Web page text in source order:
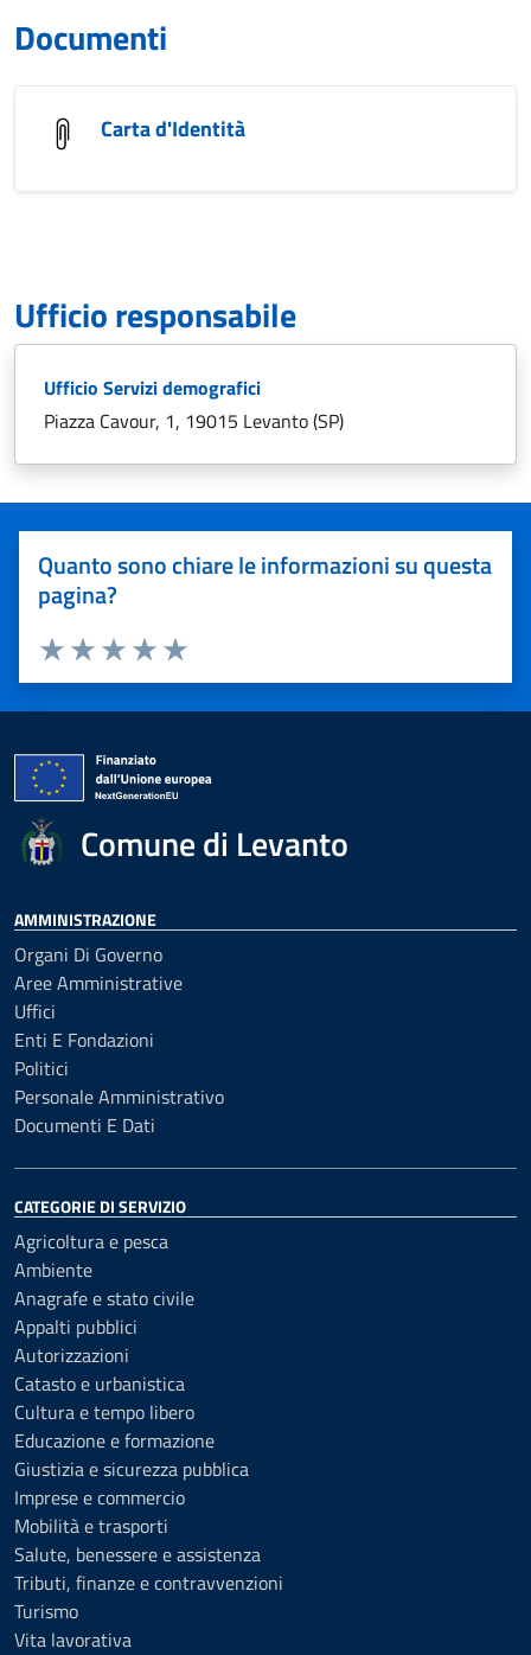
Documenti
Carta d'Identità
Ufficio responsabile
Ufficio Servizi demografici
Piazza Cavour, 1, 19015 Levanto (SP)
Quanto sono chiare le informazioni su questa
pagina?
Valuta 5 stelle su 5
Valuta 4 stelle su 5
Valuta 3 stelle su 5
Valuta 2 stelle su 5
Valuta 1 stelle su 5
Comune di Levanto
AMMINISTRAZIONE
Organi Di Governo
Aree Amministrative
Uffici
Enti E Fondazioni
Politici
Personale Amministrativo
Documenti E Dati
CATEGORIE DI SERVIZIO
Agricoltura e pesca
Ambiente
Anagrafe e stato civile
Appalti pubblici
Autorizzazioni
Catasto e urbanistica
Cultura e tempo libero
Educazione e formazione
Giustizia e sicurezza pubblica
Imprese e commercio
Mobilità e trasporti
Salute, benessere e assistenza
Tributi, finanze e contravvenzioni
Turismo
Vita lavorativa